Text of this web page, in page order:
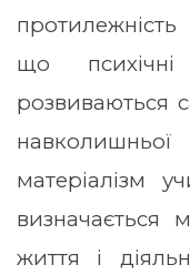
що
розвиваються
навколишньої
матеріалізм
визначається
життя і